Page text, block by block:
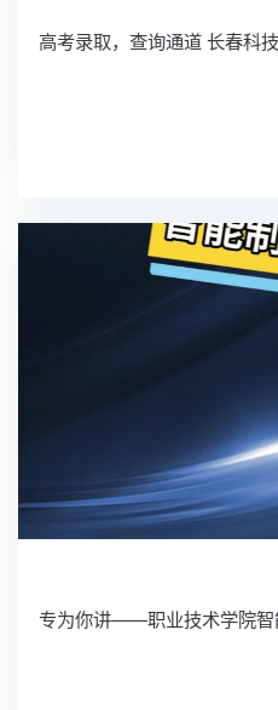
高考录取，查询通道 长春科
专为你讲——职业技术学院智